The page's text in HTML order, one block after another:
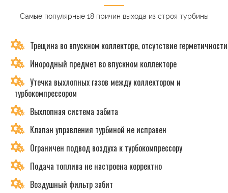
Самые популярные 18 причин выхода из строя турбины
Трещина во впускном коллекторе, отсутствие герметичности
Инородный предмет во впускном коллекторе
Утечка выхлопных газов между коллектором и
турбокомпрессором
Выхлопная система забита
Клапан управления турбиной не исправен
Ограничен подвод воздуха к турбокомпрессору
Подача топлива не настроена корректно
Воздушный фильтр забит